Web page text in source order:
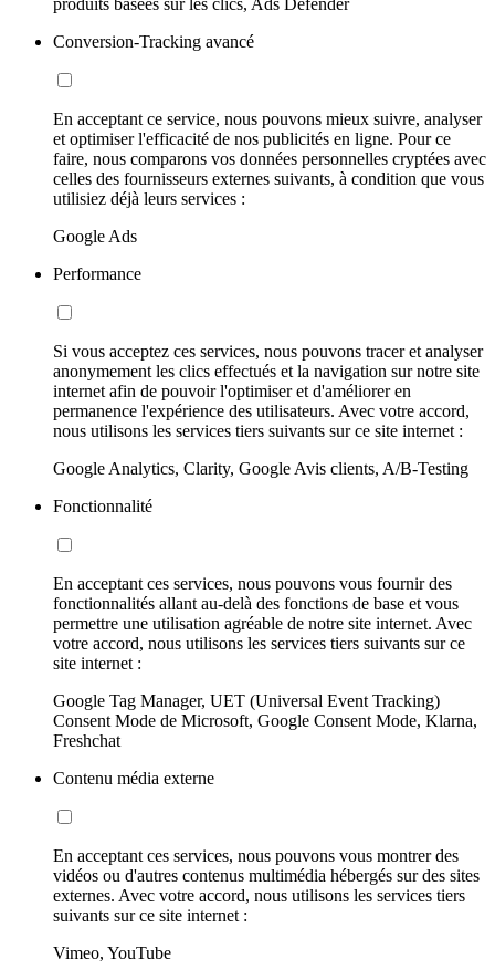
produits basées sur les clics, Ads Defender
Conversion-Tracking avancé
En acceptant ce service, nous pouvons mieux suivre, analyser
et optimiser l'efficacité de nos publicités en ligne. Pour ce
faire, nous comparons vos données personnelles cryptées avec
celles des fournisseurs externes suivants, à condition que vous
utilisiez déjà leurs services :
Google Ads
Performance
Si vous acceptez ces services, nous pouvons tracer et analyser
anonymement les clics effectués et la navigation sur notre site
internet afin de pouvoir l'optimiser et d'améliorer en
permanence l'expérience des utilisateurs. Avec votre accord,
nous utilisons les services tiers suivants sur ce site internet :
Google Analytics, Clarity, Google Avis clients, A/B-Testing
Fonctionnalité
En acceptant ces services, nous pouvons vous fournir des
fonctionnalités allant au-delà des fonctions de base et vous
permettre une utilisation agréable de notre site internet. Avec
votre accord, nous utilisons les services tiers suivants sur ce
site internet :
Google Tag Manager, UET (Universal Event Tracking)
Consent Mode de Microsoft, Google Consent Mode, Klarna,
Freshchat
Contenu média externe
En acceptant ces services, nous pouvons vous montrer des
vidéos ou d'autres contenus multimédia hébergés sur des sites
externes. Avec votre accord, nous utilisons les services tiers
suivants sur ce site internet :
Vimeo, YouTube